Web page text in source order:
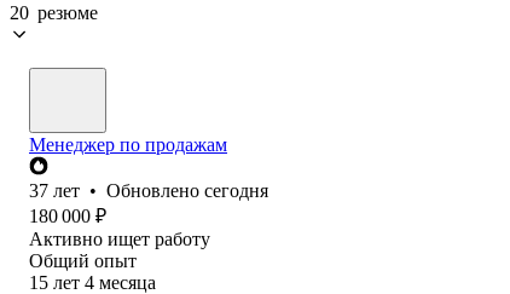
20 резюме
Менеджер по продажам
37 лет • Обновлено сегодня
180 000 ₽
Активно ищет работу
Общий опыт
15 лет 4 месяца